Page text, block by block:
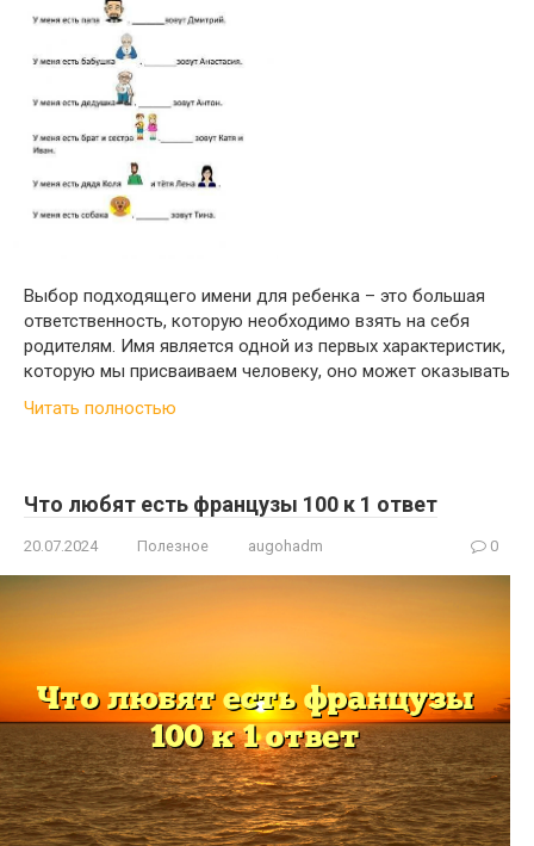
Выбор подходящего имени для ребенка – это большая
ответственность, которую необходимо взять на себя
родителям. Имя является одной из первых характеристик,
которую мы присваиваем человеку, оно может оказывать
Читать полностью
Что любят есть французы 100 к 1 ответ
20.07.2024 Полезное augohadm 0